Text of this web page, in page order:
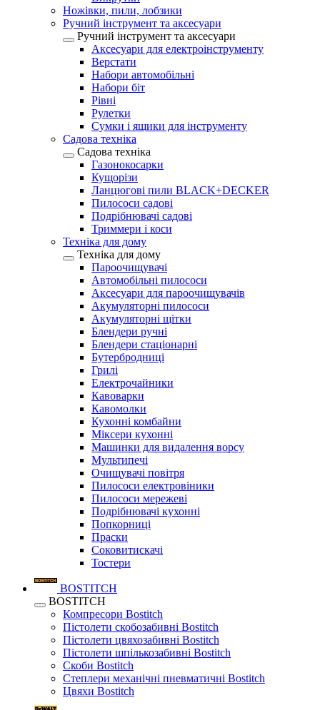
Ножівки, пили, лобзики
Ручний інструмент та аксесуари
Ручний інструмент та аксесуари
Аксесуари для електроінструменту
Верстати
Набори автомобільні
Набори біт
Рівні
Рулетки
Сумки і ящики для інструменту
Садова техніка
Садова техніка
Газонокосарки
Кущорізи
Ланцюгові пили BLACK+DECKER
Пилососи садові
Подрібнювачі садові
Триммери і коси
Техніка для дому
Техніка для дому
Пароочищувачі
Автомобільні пилососи
Аксесуари для пароочищувачів
Акумуляторні пилососи
Акумуляторні щітки
Блендери ручні
Блендери стаціонарні
Бутербродниці
Грилі
Електрочайники
Кавоварки
Кавомолки
Кухонні комбайни
Міксери кухонні
Машинки для видалення ворсу
Мультипечі
Очищувачі повітря
Пилососи електровіники
Пилососи мережеві
Подрібнювачі кухонні
Попкорниці
Праски
Соковитискачі
Тостери
BOSTITCH
BOSTITCH
Компресори Bostitch
Пістолети скобозабивні Bostitch
Пістолети цвяхозабивні Bostitch
Пістолети шпількозабивні Bostitch
Скоби Bostitch
Степлери механічні пневматичні Bostitch
Цвяхи Bostitch